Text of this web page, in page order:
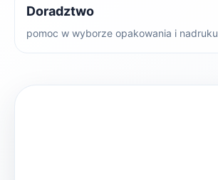
Doradztwo
pomoc w wyborze opakowania i nadruku